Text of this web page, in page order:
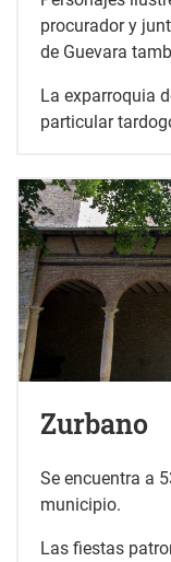
procurador y
de Guevara
La exparroquia
particular
Zurbano
Se encuentra a
municipio.
Las fiestas